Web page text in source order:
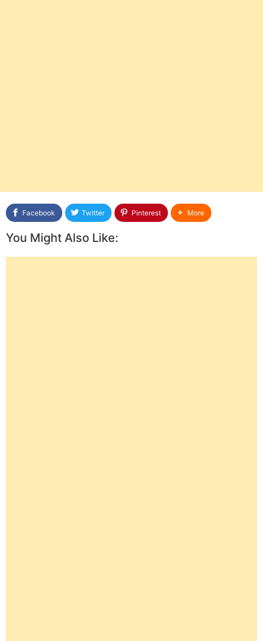
Facebook Twitter Pinterest More
You Might Also Like: